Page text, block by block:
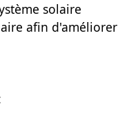
solaire
afin d'améliorer